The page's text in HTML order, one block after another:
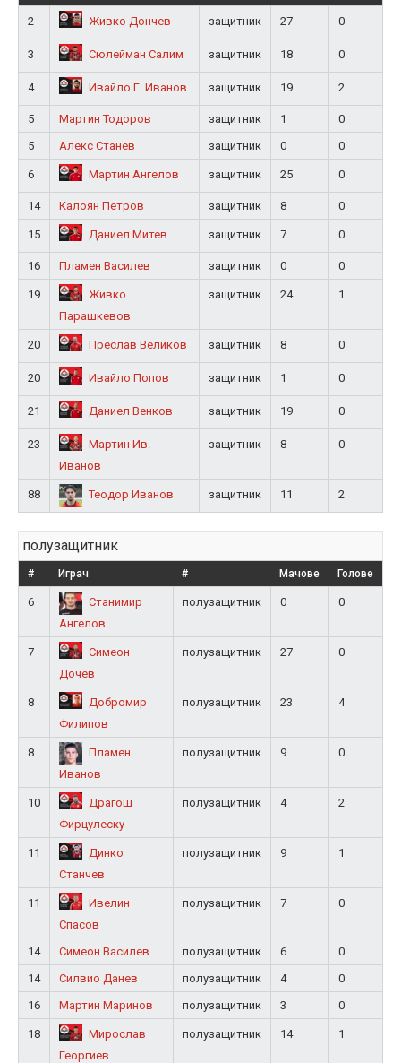
2 Живко Дончев защитник 27 0
3 Сюлейман Салим защитник 18 0
4 Ивайло Г. Иванов защитник 19 2
5 Мартин Тодоров защитник 1
0
5
Алекс Станев защитник 0 0
6 Мартин Ангелов защитник 25 0
14 Калоян Петров защитник 8 0
15 Даниел Митев защитник 7 0
16 Пламен Василев защитник 0 0
19
Живко
Парашкевов
защитник 24 1
20 Преслав Великов защитник 8 0
20 Ивайло Попов защитник 1 0
21 Даниел Венков защитник 19 0
23
Мартин Ив.
Иванов
защитник 8 0
88 Теодор Иванов защитник 11 2
полузащитник
# Играч # Мачове Голове
6
Станимир
Ангелов
полузащитник 0 0
7
Симеон
Дочев
полузащитник 27 0
8
Добромир
Филипов
полузащитник 23 4
8
Пламен
Иванов
полузащитник 9 0
10
Драгош
Фирцулеску
полузащитник 4 2
11
Динко
Станчев
полузащитник 9 1
11
Ивелин
Спасов
полузащитник 7 0
14 Симеон Василев полузащитник 6
0
14
Силвио Данев полузащитник 4
0
16
Мартин Маринов полузащитник 3 0
18
Мирослав
Георгиев
полузащитник 14 1